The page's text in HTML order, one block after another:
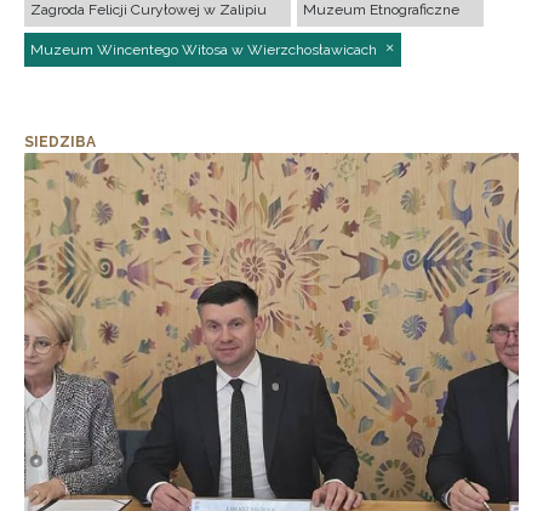
Zagroda Felicji Curyłowej w Zalipiu Muzeum Etnograficzne
Muzeum Wincentego Witosa w Wierzchosławicach
SIEDZIBA